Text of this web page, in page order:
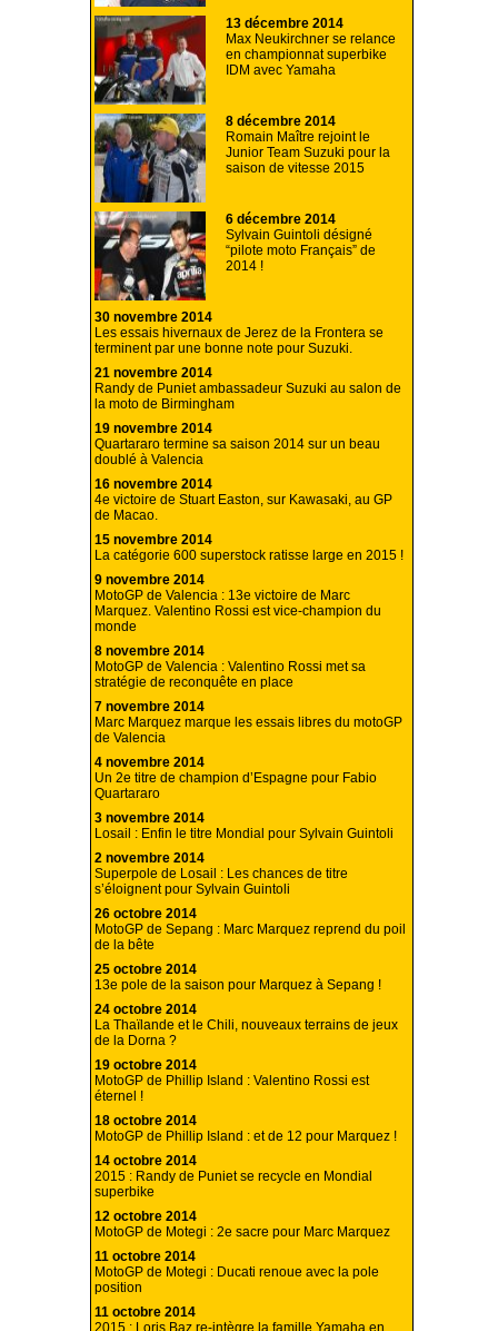
13 décembre 2014
Max Neukirchner se relance
en championnat superbike
IDM avec Yamaha
8 décembre 2014
Romain Maître rejoint le
Junior Team Suzuki pour la
saison de vitesse 2015
6 décembre 2014
Sylvain Guintoli désigné
“pilote moto Français” de
2014 !
30 novembre 2014
Les essais hivernaux de Jerez de la Frontera se
terminent par une bonne note pour Suzuki.
21 novembre 2014
Randy de Puniet ambassadeur Suzuki au salon de
la moto de Birmingham
19 novembre 2014
Quartararo termine sa saison 2014 sur un beau
doublé à Valencia
16 novembre 2014
4e victoire de Stuart Easton, sur Kawasaki, au GP
de Macao.
15 novembre 2014
La catégorie 600 superstock ratisse large en 2015 !
9 novembre 2014
MotoGP de Valencia : 13e victoire de Marc
Marquez. Valentino Rossi est vice-champion du
monde
8 novembre 2014
MotoGP de Valencia : Valentino Rossi met sa
stratégie de reconquête en place
7 novembre 2014
Marc Marquez marque les essais libres du motoGP
de Valencia
4 novembre 2014
Un 2e titre de champion d’Espagne pour Fabio
Quartararo
3 novembre 2014
Losail : Enfin le titre Mondial pour Sylvain Guintoli
2 novembre 2014
Superpole de Losail : Les chances de titre
s’éloignent pour Sylvain Guintoli
26 octobre 2014
MotoGP de Sepang : Marc Marquez reprend du poil
de la bête
25 octobre 2014
13e pole de la saison pour Marquez à Sepang !
24 octobre 2014
La Thaïlande et le Chili, nouveaux terrains de jeux
de la Dorna ?
19 octobre 2014
MotoGP de Phillip Island : Valentino Rossi est
éternel !
18 octobre 2014
MotoGP de Phillip Island : et de 12 pour Marquez !
14 octobre 2014
2015 : Randy de Puniet se recycle en Mondial
superbike
12 octobre 2014
MotoGP de Motegi : 2e sacre pour Marc Marquez
11 octobre 2014
MotoGP de Motegi : Ducati renoue avec la pole
position
11 octobre 2014
2015 : Loris Baz re-intègre la famille Yamaha en